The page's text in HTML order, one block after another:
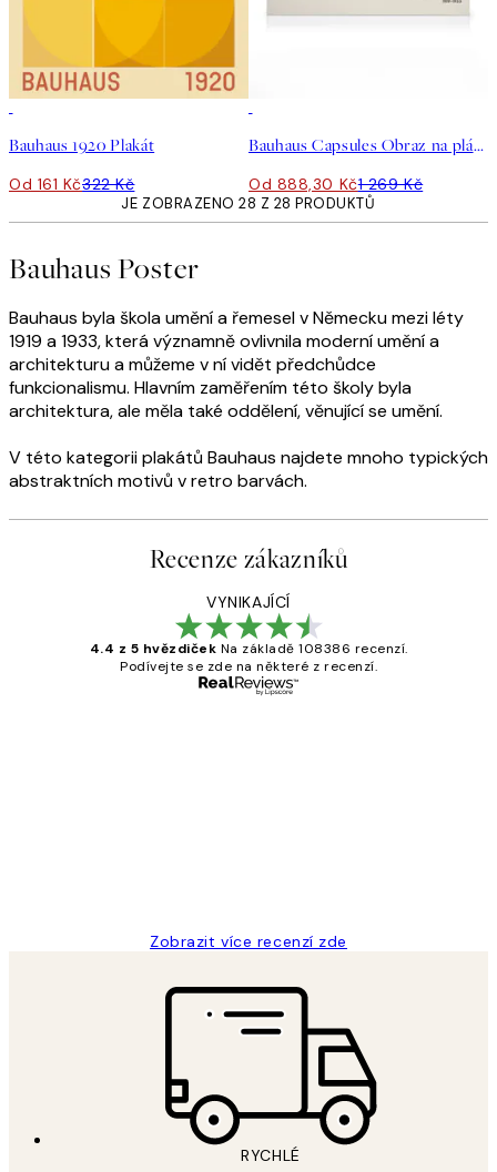
Bauhaus 1920 Plakát
Od 161 Kč322 Kč
Bauhaus Capsules Obraz na plátně
Od 888,30 Kč1 269 Kč
JE ZOBRAZENO 28 Z 28 PRODUKTŮ
Bauhaus Poster
Bauhaus byla škola umění a řemesel v Německu mezi léty
1919 a 1933, která významně ovlivnila moderní umění a
architekturu a můžeme v ní vidět předchůdce
funkcionalismu. Hlavním zaměřením této školy byla
architektura, ale měla také oddělení, věnující se umění.
V této kategorii plakátů Bauhaus najdete mnoho typických
abstraktních motivů v retro barvách.
Recenze zákazníků
VYNIKAJÍCÍ
4.4 z 5 hvězdiček Na základě 108386 recenzí.
Podívejte se zde na některé z recenzí.
Zobrazit více recenzí zde
RYCHLÉ